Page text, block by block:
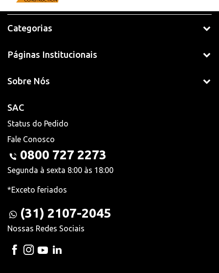
Categorias
Páginas Institucionais
Sobre Nós
SAC
Status do Pedido
Fale Conosco
0800 727 2273
Segunda à sexta 8:00 às 18:00
*Exceto feriados
(31) 2107-2045
Nossas Redes Sociais